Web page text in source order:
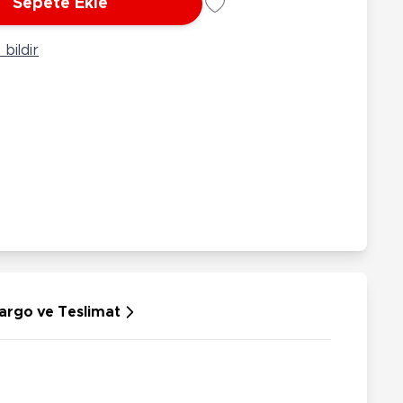
Araçlar
Git Araçlar
Çeşitli Peluşlar
Sepete Ekle
bildir
ve Teslimat